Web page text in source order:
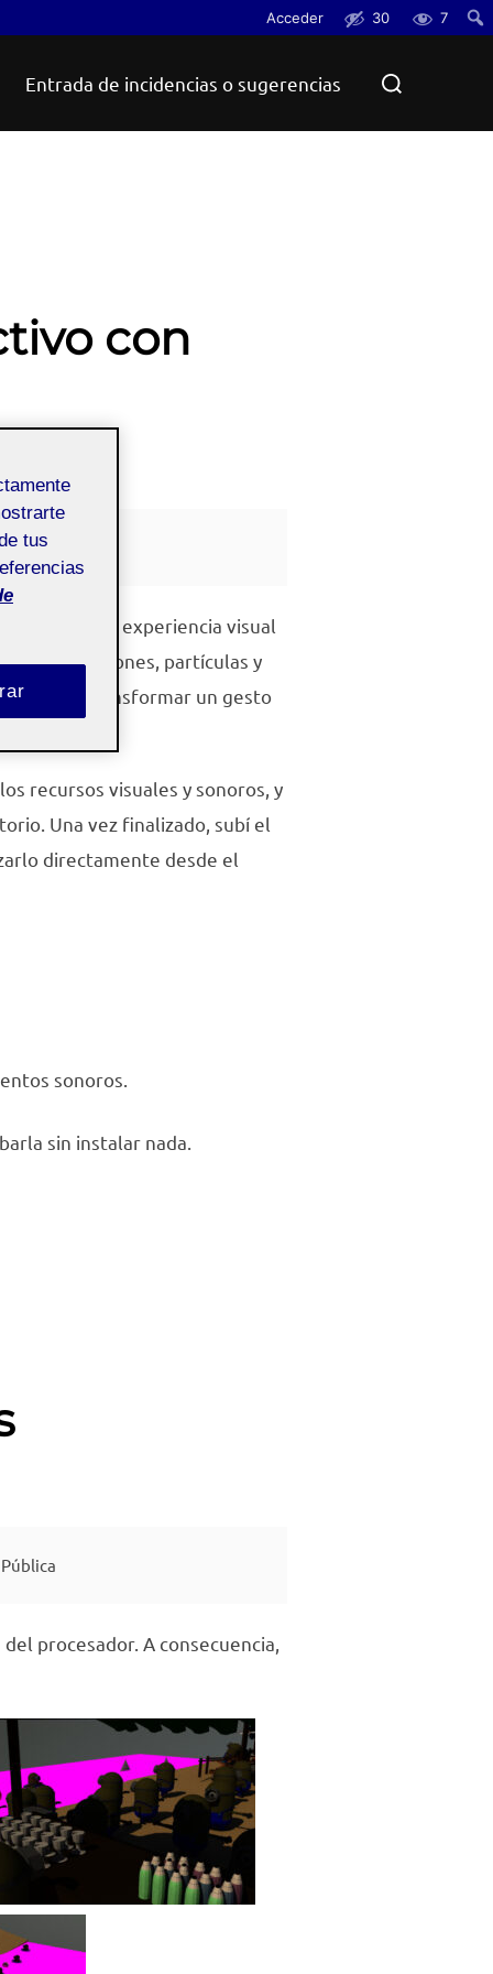
Acceder 30
7
Entrada de incidencias o sugerencias
Buscar:
con
Pública
generar una experiencia visual
animaciones, partículas y
idea es transformar un gesto
recursos visuales y sonoros, y
Una vez finalizado, subí el
directamente desde el
sonoros.
sin instalar nada.
Pública
procesador. A consecuencia,
tus